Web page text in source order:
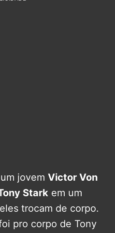
jovem Victor Von
Stark em um
trocam de corpo.
pro corpo de Tony